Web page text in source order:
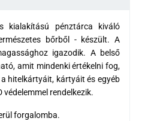
kialakítású pénztárca kiváló
bőrből - készült. A
igazodik. A belső
amit mindenki értékelni fog,
hitelkártyáit, kártyáit és egyéb
rendelkezik.
forgalomba.